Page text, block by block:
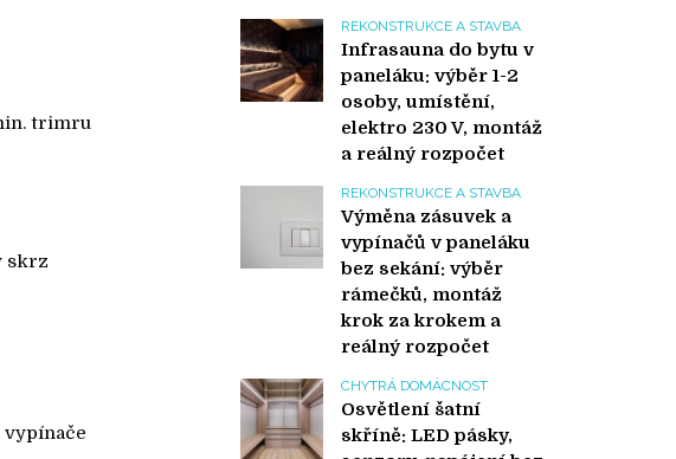
trimru
skrz
REKONSTRUKCE A STAVBA
Infrasauna do bytu v
paneláku: výběr 1-2
osoby, umístění,
elektro 230 V, montáž
a reálný rozpočet
REKONSTRUKCE A STAVBA
Výměna zásuvek a
vypínačů v paneláku
bez sekání: výběr
rámečků, montáž
krok za krokem a
reálný rozpočet
CHYTRÁ DOMÁCNOST
Osvětlení šatní
skříně: LED pásky,